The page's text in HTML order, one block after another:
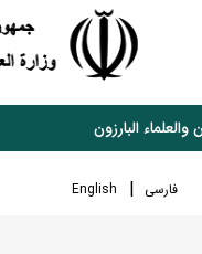
والعلماء البارزون
فارسی English